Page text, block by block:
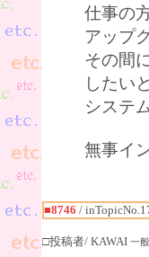
仕事の
アップ
その間
したい
システ
無事イ
■8746 /
□投稿者/ KAWAI 一